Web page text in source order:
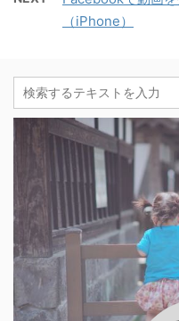
（iPhone）